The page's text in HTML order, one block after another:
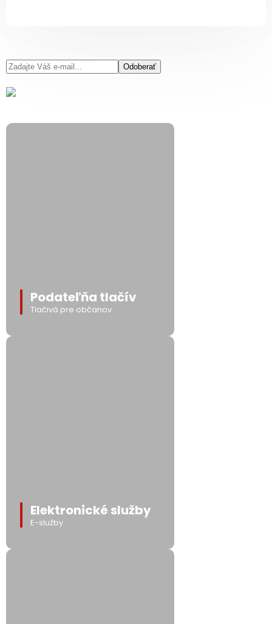
Odoberať
Podateľňa tlačív
Tlačivá pre občanov
Elektronické služby
E-služby